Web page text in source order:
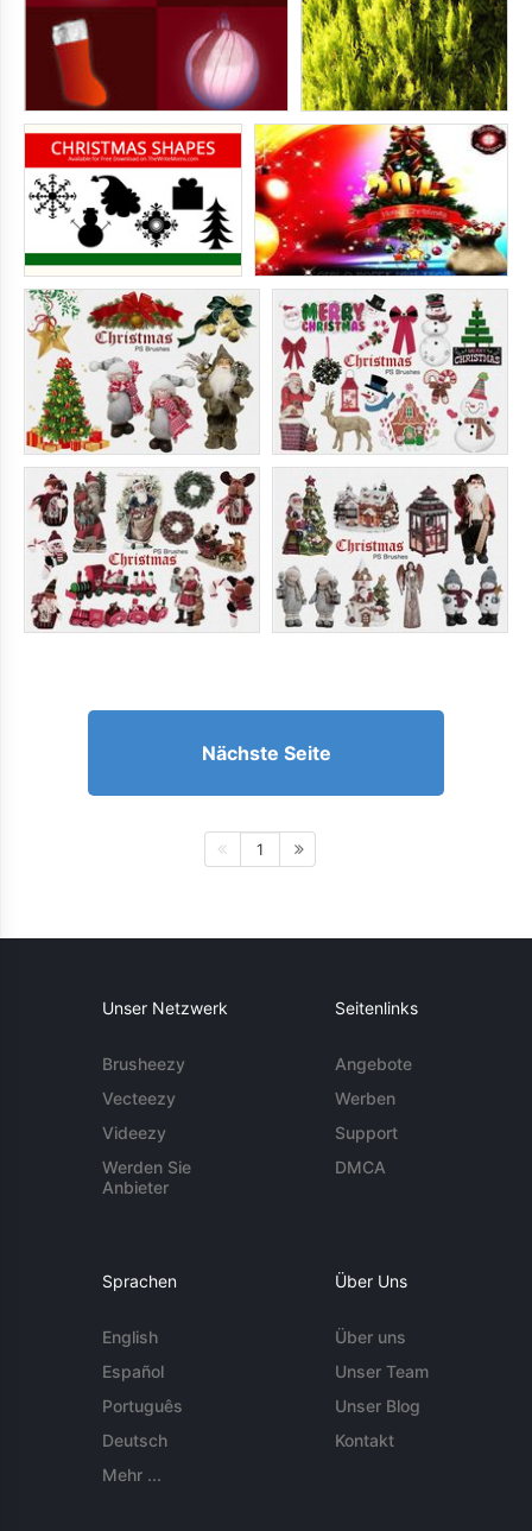
Nächste Seite
1
Unser Netzwerk
Brusheezy
Vecteezy
Videezy
Werden Sie
Anbieter
Seitenlinks
Angebote
Werben
Support
DMCA
Sprachen
English
Español
Português
Deutsch
Mehr ...
Über Uns
Über uns
Unser Team
Unser Blog
Kontakt